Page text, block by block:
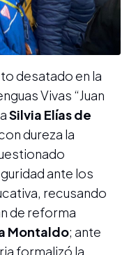
desatado en la
Vivas “Juan
Silvia Elías de
dureza la
ante los
recusando
de reforma
Montaldo; ante
formalizó la